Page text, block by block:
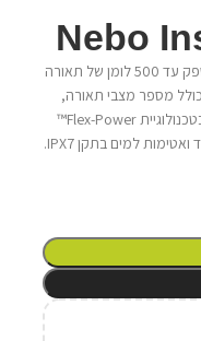
פנס כיס NEBO Inspector 500 Plus הוא פנס בדיקה קומפקטי ועוצמתי המספק עד 500 לומן של תאורה
כולל מספר מצבי תאורה,
בסיס מגנטי חזק ותפס כיס מפלדה לשימוש נוח ללא ידיים. בנוסף, הוא מצויד בטכנולוגיית Flex-Power™